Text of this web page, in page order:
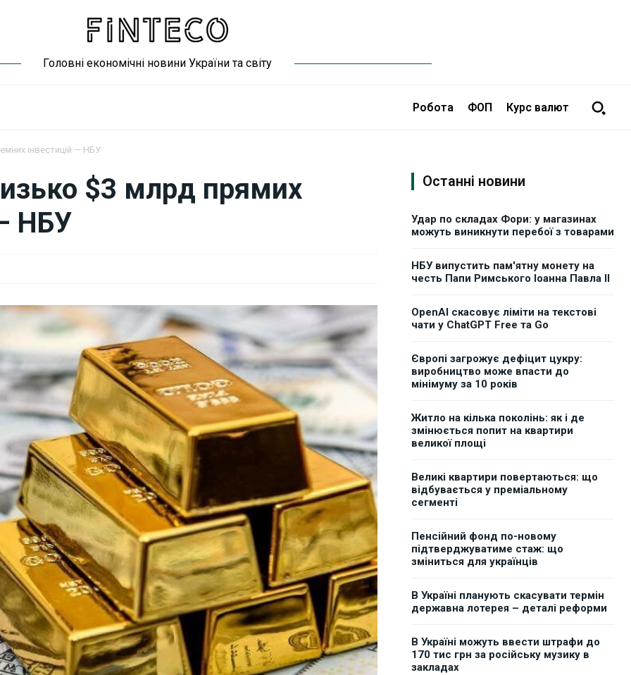
Головні економічні новини України та світу
Робота ФОП Курс валют
інвестицій — НБУ
$3 млрд прямих
НБУ
Останні новини
Удар по складах Фори: у магазинах
можуть виникнути перебої з товарами
НБУ випустить пам'ятну монету на
честь Папи Римського Іоанна Павла II
OpenAI скасовує ліміти на текстові
чати у ChatGPT Free та Go
Європі загрожує дефіцит цукру:
виробництво може впасти до
мінімуму за 10 років
Житло на кілька поколінь: як і де
змінюється попит на квартири
великої площі
Великі квартири повертаються: що
відбувається у преміальному
сегменті
Пенсійний фонд по-новому
підтверджуватиме стаж: що
зміниться для українців
В Україні планують скасувати термін
державна лотерея – деталі реформи
В Україні можуть ввести штрафи до
170 тис грн за російську музику в
закладах